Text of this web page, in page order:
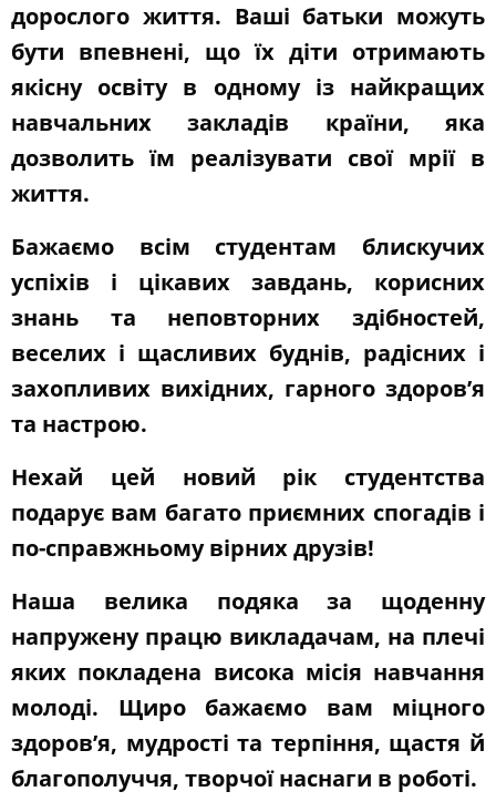
дорослого життя. Ваші батьки можуть
бути впевнені, що їх діти отримають
якісну освіту в одному із найкращих
навчальних закладів країни, яка
дозволить їм реалізувати свої мрії в
життя.
Бажаємо всім студентам блискучих
успіхів і цікавих завдань, корисних
знань та неповторних здібностей,
веселих і щасливих буднів, радісних і
захопливих вихідних, гарного здоров’я
та настрою.
Нехай цей новий рік студентства
подарує вам багато приємних спогадів і
по-справжньому вірних друзів!
Наша велика подяка за щоденну
напружену працю викладачам, на плечі
яких покладена висока місія навчання
молоді. Щиро бажаємо вам міцного
здоров’я, мудрості та терпіння, щастя й
благополуччя, творчої наснаги в роботі.